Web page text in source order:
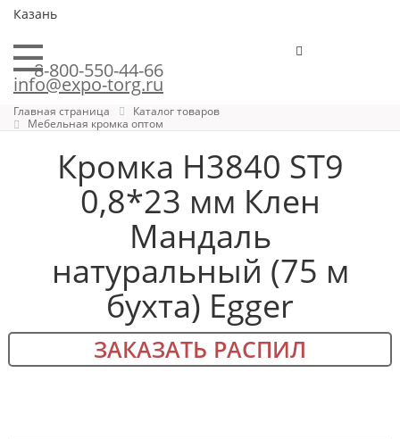
Казань
8-800-550-44-66
info@expo-torg.ru
Главная страница
Каталог товаров
Мебельная кромка оптом
Кромка H3840 ST9
0,8*23 мм Клен
Мандаль
натуральный (75 м
бухта) Egger
ЗАКАЗАТЬ РАСПИЛ